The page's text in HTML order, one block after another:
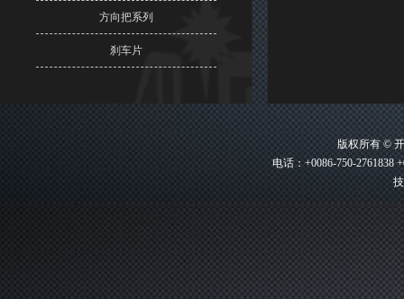
方向把系列
刹车片
版权所有 ©
电话：+0086-750-2761838